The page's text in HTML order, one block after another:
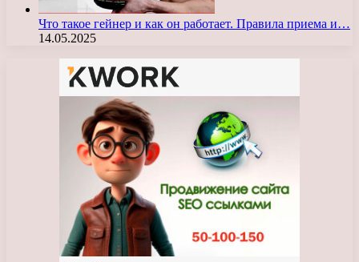
Что такое гейнер и как он работает. Правила приема и…
14.05.2025